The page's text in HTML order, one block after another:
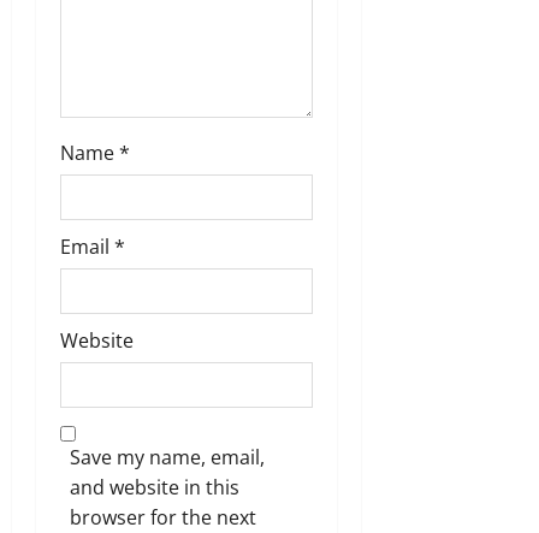
Name*
Email *
Website
Save my name, email,
and website in this
browser for the next